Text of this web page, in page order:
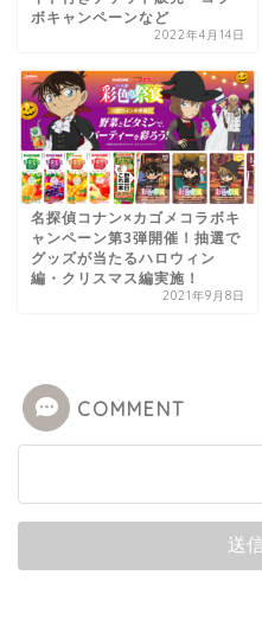
ボキャンペーンなど
2022年4月14日
名探偵コナン×カゴメコラボキ
ャンペーン第3弾開催！抽選で
グッズが当たるハロウィン
編・クリスマス編実施！
2021年9月8日
COMMENT